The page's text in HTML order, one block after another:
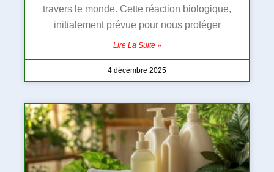
travers le monde. Cette réaction biologique,
initialement prévue pour nous protéger
Lire La Suite »
4 décembre 2025